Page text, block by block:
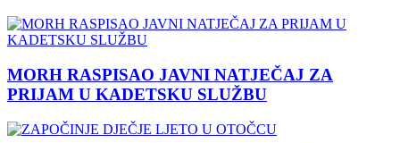
MORH RASPISAO JAVNI NATJEČAJ ZA
PRIJAM U KADETSKU SLUŽBU